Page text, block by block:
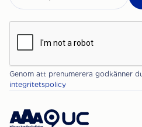
Genom att prenumerera godkänner
integritetspolicy